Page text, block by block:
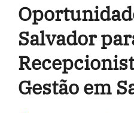
Salvador
Gestão em